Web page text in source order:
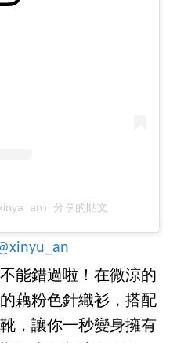
）分享的貼文
能錯過啦！在微涼的
藕粉色針織衫，搭配
，讓你一秒變身擁有